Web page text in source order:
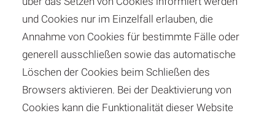
und Cookies nur im Einzelfall erlauben, die
Annahme von Cookies für bestimmte Fälle oder
generell ausschließen sowie das automatische
Löschen der Cookies beim Schließen des
Browsers aktivieren. Bei der Deaktivierung von
Cookies kann die Funktionalität dieser Website